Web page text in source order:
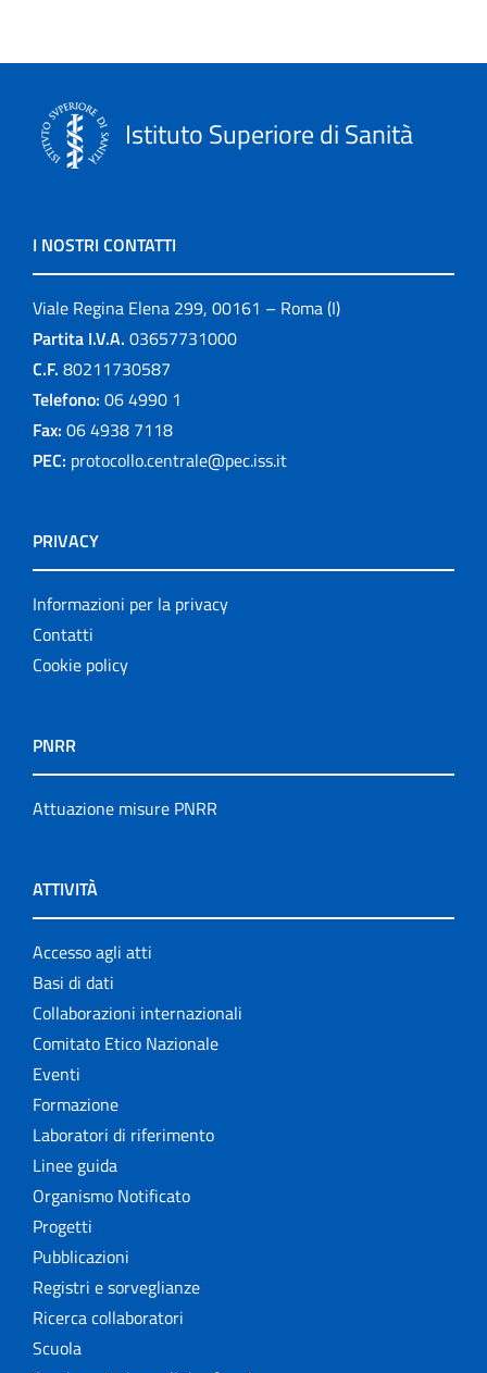
Istituto Superiore di Sanità
I NOSTRI CONTATTI
Viale Regina Elena 299, 00161 – Roma (I)
Partita I.V.A. 03657731000
C.F. 80211730587
Telefono: 06 4990 1
Fax: 06 4938 7118
PEC: protocollo.centrale@pec.iss.it
PRIVACY
Informazioni per la privacy
Contatti
Cookie policy
PNRR
Attuazione misure PNRR
ATTIVITÀ
Accesso agli atti
Basi di dati
Collaborazioni internazionali
Comitato Etico Nazionale
Eventi
Formazione
Laboratori di riferimento
Linee guida
Organismo Notificato
Progetti
Pubblicazioni
Registri e sorveglianze
Ricerca collaboratori
Scuola